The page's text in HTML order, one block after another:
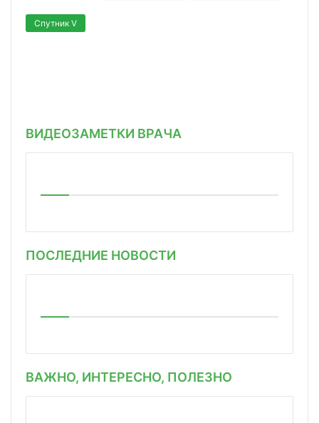
Спутник V
ВИДЕОЗАМЕТКИ ВРАЧА
ПОСЛЕДНИЕ НОВОСТИ
ВАЖНО, ИНТЕРЕСНО, ПОЛЕЗНО